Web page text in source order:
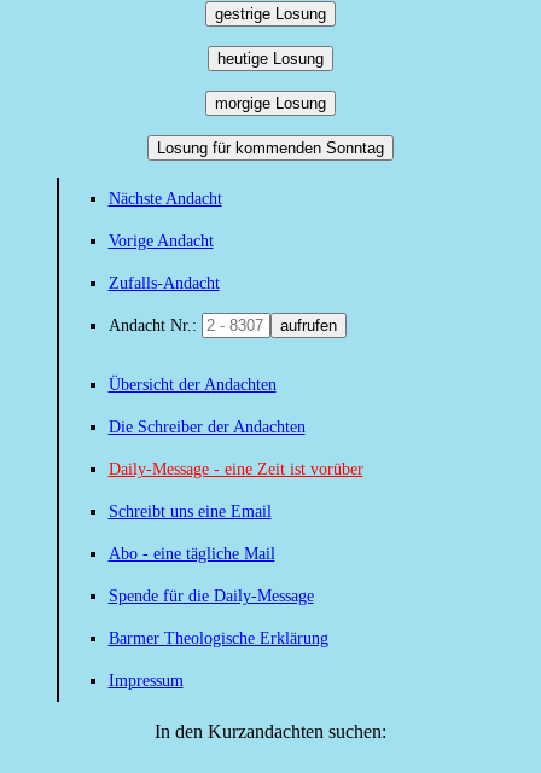
gestrige Losung
heutige Losung
morgige Losung
Losung für kommenden Sonntag
Nächste Andacht
Vorige Andacht
Zufalls-Andacht
Andacht Nr.: aufrufen
Übersicht der Andachten
Die Schreiber der Andachten
Daily-Message - eine Zeit ist vorüber
Schreibt uns eine Email
Abo - eine tägliche Mail
Spende für die Daily-Message
Barmer Theologische Erklärung
Impressum
In den Kurzandachten suchen: